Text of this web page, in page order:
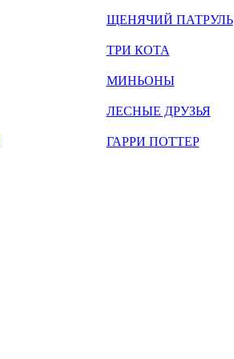
ЩЕНЯЧИЙ ПАТРУЛЬ
ТРИ КОТА
МИНЬОНЫ
ЛЕСНЫЕ ДРУЗЬЯ
ГАРРИ ПОТТЕР